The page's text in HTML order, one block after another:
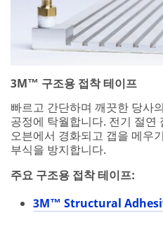
3M™ 구조용 접착 테이프
빠르고 간단하며 깨끗한 당사
공정에 탁월합니다. 전기 절
오븐에서 경화되고 갭을 메우
부식을 방지합니다.
주요 구조용 접착 테이프:
3M™ Structural